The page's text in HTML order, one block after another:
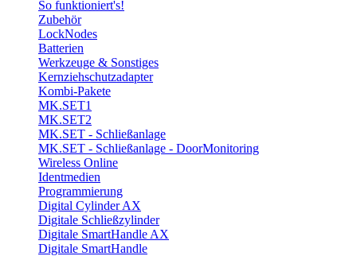
So funktioniert's!
Zubehör
LockNodes
Batterien
Werkzeuge & Sonstiges
Kernziehschutzadapter
Kombi-Pakete
MK.SET1
MK.SET2
MK.SET - Schließanlage
MK.SET - Schließanlage - DoorMonitoring
Wireless Online
Identmedien
Programmierung
Digital Cylinder AX
Digitale Schließzylinder
Digitale SmartHandle AX
Digitale SmartHandle